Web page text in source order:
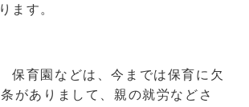
ます。
保育園などは、今までは保育に欠
がありまして、親の就労などさ